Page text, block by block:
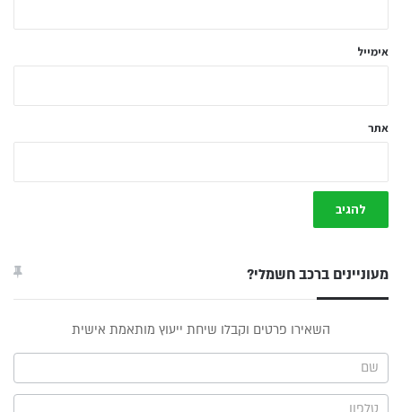
אימייל
אתר
מעוניינים ברכב חשמלי?
תפריט
צד
השאירו פרטים וקבלו שיחת ייעוץ מותאמת אישית